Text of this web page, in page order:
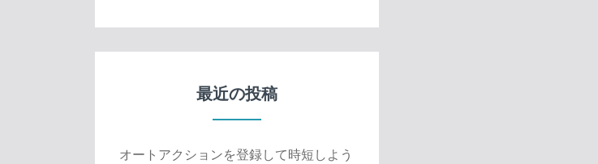
最近の投稿
オートアクションを登録して時短しよう